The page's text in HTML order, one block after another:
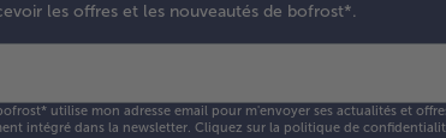
les offres et les nouveautés de bofrost*.
utilise mon adresse email pour m'envoyer ses actualités et
intégré dans la newsletter. Cliquez sur la politique de